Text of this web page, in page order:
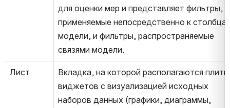
для оценки мер и представляет фильтры,
применяемые непосредственно к
модели, и фильтры, распространяемые
связями модели.
Лист
Вкладка, на которой располагаются
виджетов с визуализацией исходных
наборов данных (графики, диаграммы,